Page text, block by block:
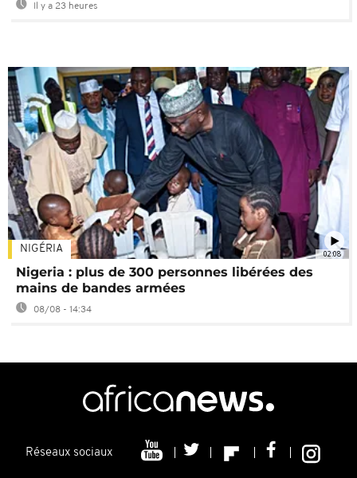
Il y a 23 heures
02:08
NIGÉRIA
Nigeria : plus de 300 personnes libérées des
mains de bandes armées
08/08 - 14:34
Réseaux sociaux